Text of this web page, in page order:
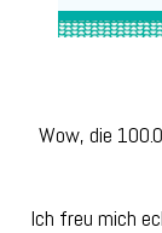
Wow, die
Ich freu mich